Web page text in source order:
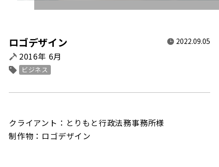
ロゴデザイン 2022.09.05
2016年 6月
ビジネス
クライアント：とりもと行政法務事務所様
制作物：ロゴデザイン